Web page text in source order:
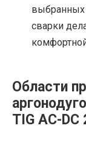
выбранных
сварки
Области
TIG AC-DC